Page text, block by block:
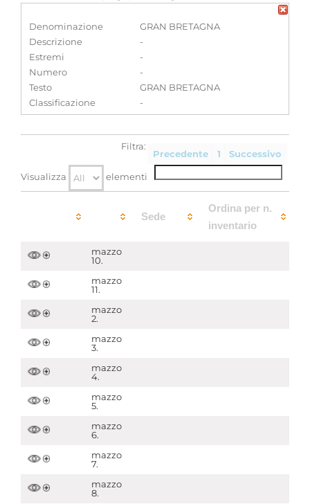
Denominazione
GRAN BRETAGNA
Descrizione
-
Estremi
-
Numero
-
Testo
GRAN BRETAGNA
Classificazione
-
Precedente 1 Successivo
Visualizza elementi
Filtra:
Sede
Ordina per n.
inventario
mazzo
10.
mazzo
11.
mazzo
2.
mazzo
3.
mazzo
4.
mazzo
5.
mazzo
6.
mazzo
7.
mazzo
8.